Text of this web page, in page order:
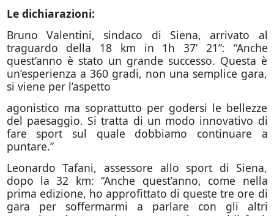
Le dichiarazioni:
Bruno Valentini, sindaco di Siena, arrivato al
traguardo della 18 km in 1h 37’ 21”: “Anche
quest’anno è stato un grande successo. Questa è
un’esperienza a 360 gradi, non una semplice gara,
si viene per l’aspetto
agonistico ma soprattutto per godersi le bellezze
del paesaggio. Si tratta di un modo innovativo di
fare sport sul quale dobbiamo continuare a
puntare.”
Leonardo Tafani, assessore allo sport di Siena,
dopo la 32 km: “Anche quest’anno, come nella
prima edizione, ho approfittato di queste tre ore di
gara per soffermarmi a parlare con gli altri